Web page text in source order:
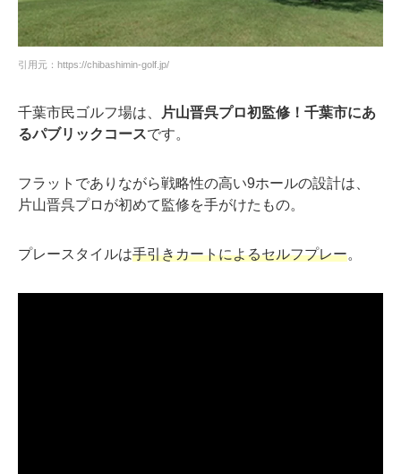
引用元：https://chibashimin-golf.jp/
千葉市民ゴルフ場は、
片山晋呉プロ初監修！千葉市にあ
るパブリックコースです。
フラットでありながら戦略性の高い9ホールの設計は、
片山晋呉プロが初めて監修を手がけたもの。
プレースタイルは手引きカートによるセルフプレー。